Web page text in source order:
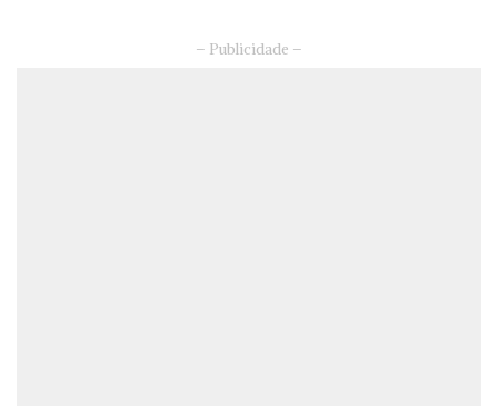
– Publicidade –